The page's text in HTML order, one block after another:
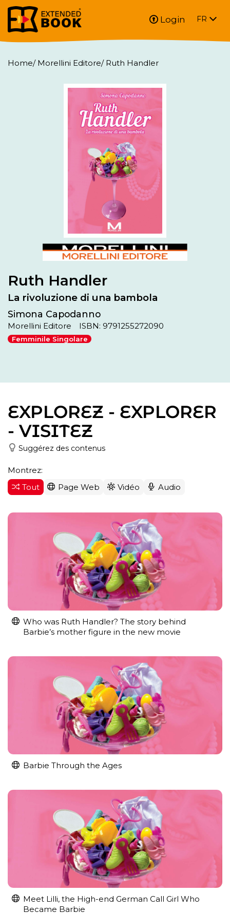
Login FR
Home/ Morellini Editore/ Ruth Handler
Ruth Handler
La rivoluzione di una bambola
Simona Capodanno
Morellini Editore ISBN: 9791255272090
Femminile Singolare
EXPLOREZ - EXPLORER
- VISITEZ
Suggérez des contenus
Montrez:
Tout
Page Web Vidéo Audio
Who was Ruth Handler? The story behind
Barbie’s mother figure in the new movie
Barbie Through the Ages
Meet Lilli, the High-end German Call Girl Who
Became Barbie